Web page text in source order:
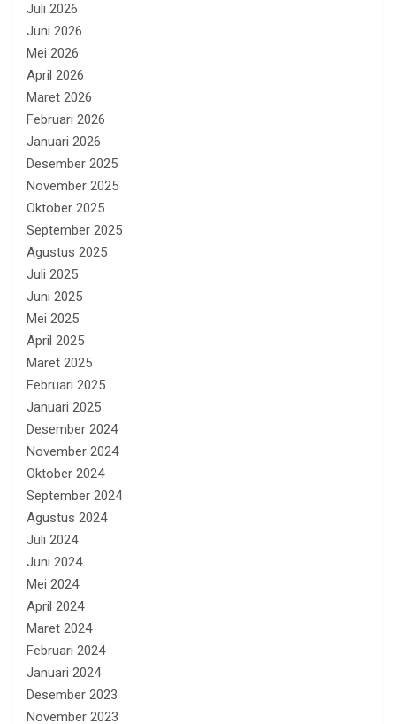
Juli 2026
Juni 2026
Mei 2026
April 2026
Maret 2026
Februari 2026
Januari 2026
Desember 2025
November 2025
Oktober 2025
September 2025
Agustus 2025
Juli 2025
Juni 2025
Mei 2025
April 2025
Maret 2025
Februari 2025
Januari 2025
Desember 2024
November 2024
Oktober 2024
September 2024
Agustus 2024
Juli 2024
Juni 2024
Mei 2024
April 2024
Maret 2024
Februari 2024
Januari 2024
Desember 2023
November 2023